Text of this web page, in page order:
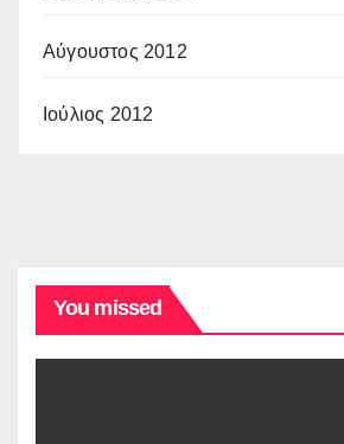
Αύγουστος 2012
Ιούλιος 2012
You missed